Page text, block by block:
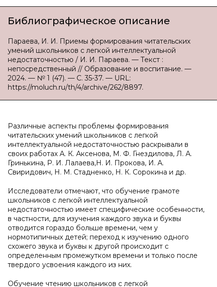
Библиографическое описание
Параева, И. И. Приемы формирования читательских
умений школьников с легкой интеллектуальной
недостаточностью / И. И. Параева. — Текст :
непосредственный // Образование и воспитание. —
2024. — № 1 (47). — С. 35-37. — URL:
https://moluch.ru/th/4/archive/262/8897.
Различные аспекты проблемы формирования
читательских умений школьников с легкой
интеллектуальной недостаточностью раскрывали в
своих работах А. К. Аксенова, М. Ф. Гнездилова, Л. А.
Гринькина, Р. И. Лалаева,Н. И. Прокова, И. А.
Свиридович, Н. М. Стадненко, Н. К. Сорокина и др.
Исследователи отмечают, что обучение грамоте
школьников с легкой интеллектуальной
недостаточностью имеет специфические особенности,
в частности, для изучения каждого звука и буквы
отводится гораздо больше времени, чем у
нормотипичных детей; переход к изучению одного
схожего звука и буквы к другой происходит с
определенным промежутком времени и только после
твердого усвоения каждого из них.
Обучение чтению школьников с легкой